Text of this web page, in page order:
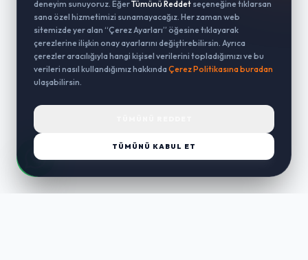
deneyim sunuyoruz. EğerTümünü Reddet seçeneğine tıklarsan
sana özel hizmetimizi sunamayacağız. Her zaman web
sitemizde yer alan “Çerez Ayarları” öğesine tıklayarak
çerezlerine ilişkin onay ayarlarını değiştirebilirsin. Ayrıca
çerezler aracılığıyla hangi kişisel verilerini topladığımızı ve bu
verileri nasıl kullandığımız hakkında Çerez Politikasına buradan
ulaşabilirsin.
TÜMÜNÜ KABUL ET